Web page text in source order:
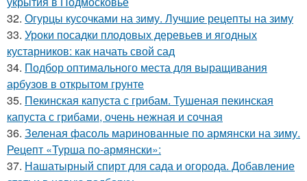
32. Огурцы кусочками на зиму. Лучшие рецепты на зиму
33. Уроки посадки плодовых деревьев и ягодных
кустарников: как начать свой сад
34. Подбор оптимального места для выращивания
арбузов в открытом грунте
35. Пекинская капуста с грибам. Тушеная пекинская
капуста с грибами, очень нежная и сочная
36. Зеленая фасоль маринованные по армянски на зиму.
Рецепт «Турша по-армянски»:
37. Нашатырный спирт для сада и огорода. Добавление